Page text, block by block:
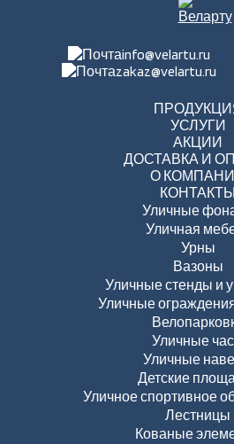
info@velartu.ru
zakaz@velartu.ru
УСЛУГИ
АКЦИИ
ДОСТАВКА И
О
КОНТАКТЫ
Уличные
Уличная
Урны
Вазоны
Уличные стенды и
Уличные
Уличные
Уличные
Детские
Уличное спортивное
Лестницы
Кованые